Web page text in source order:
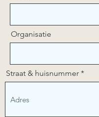
Organisatie
Straat & huisnummer